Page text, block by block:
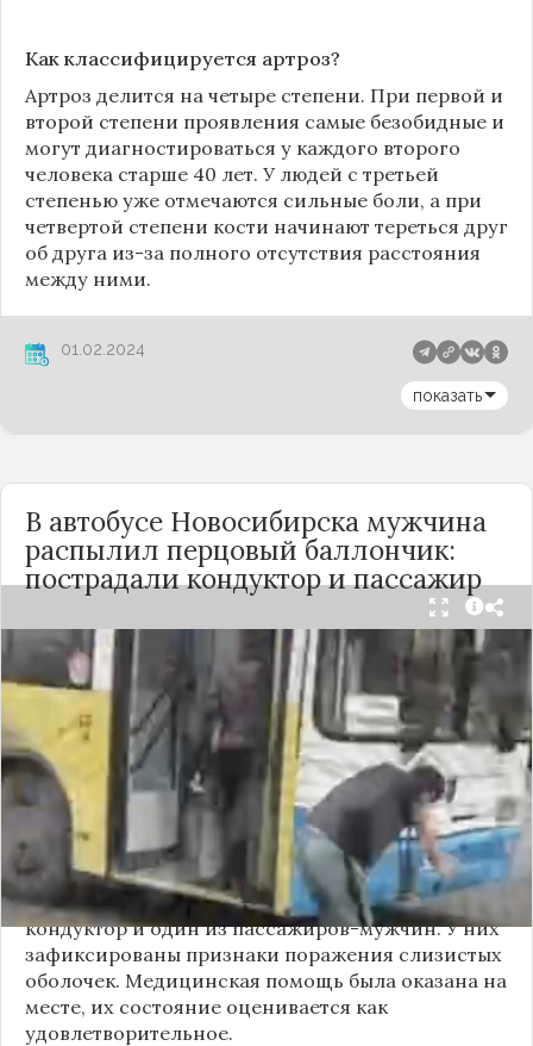
Как классифицируется артроз?
Артроз делится на четыре степени. При первой и
второй степени проявления самые безобидные и
могут диагностироваться у каждого второго
человека старше 40 лет. У людей с третьей
степенью уже отмечаются сильные боли, а при
четвертой степени кости начинают тереться друг
об друга из-за полного отсутствия расстояния
между ними.
01.02.2024
показать
В автобусе Новосибирска мужчина
распылил перцовый баллончик:
пострадали кондуктор и пассажир
Вечером 24 сентября в салоне автобуса маршрута
№18 в Новосибирске произошёл инцидент с
применением перцового баллончика. Как
сообщили очевидцы в
Telegram-канале
«Инцидент Новосибирск», неизвестный
мужчина с бородой сначала вступил в перепалку
с кондуктором, затем поссорился с другими
пассажирами. В ходе конфликта он достал
газовый баллончик и распылил его в салоне.
По предварительным данным, пострадали
кондуктор и один из пассажиров-мужчин. У них
зафиксированы признаки поражения слизистых
оболочек. Медицинская помощь была оказана на
месте, их состояние оценивается как
удовлетворительное.